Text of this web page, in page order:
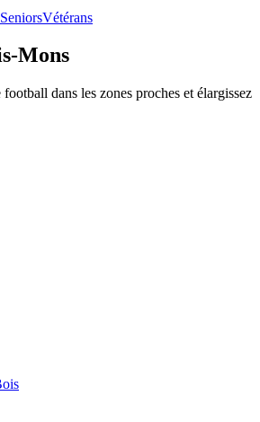
SeniorsVétérans
Mons
football dans les zones proches et élargissez